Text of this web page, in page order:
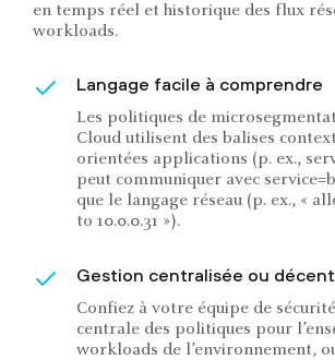
en temps réel et historique des flux
workloads.
Langage facile à comprendre
Les politiques de
Cloud utilisent des balises
orientées applications (p. ex.,
peut communiquer avec
que le langage réseau (p. ex., «
to 10.0.0.31 »).
Gestion centralisée ou
Confiez à votre équipe de
centrale des politiques pour
workloads de l’environnement,